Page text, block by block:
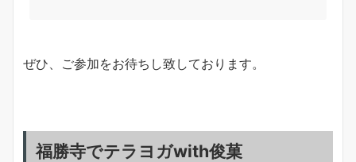
ぜひ、ご参加をお待ちし致しております。
福勝寺でテラヨガwith俊菓